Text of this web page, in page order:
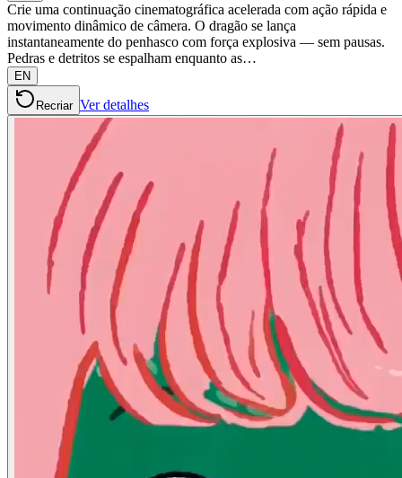
Crie uma continuação cinematográfica acelerada com ação rápida e
movimento dinâmico de câmera. O dragão se lança
instantaneamente do penhasco com força explosiva — sem pausas.
Pedras e detritos se espalham enquanto as…
EN
Recriar Ver detalhes